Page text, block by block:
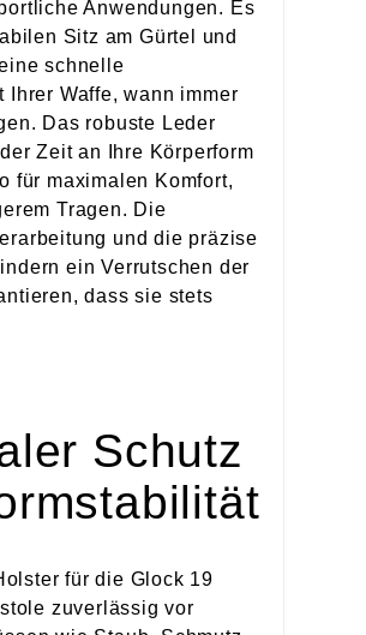
Anwendungen. Es
Sitz am Gürtel und
schnelle
Ihrer Waffe, wann immer
Das robuste Leder
Zeit an Ihre Körperform
für maximalen Komfort,
Tragen. Die
und die präzise
ein Verrutschen der
dass sie stets
Schutz
für die Glock 19
zuverlässig vor